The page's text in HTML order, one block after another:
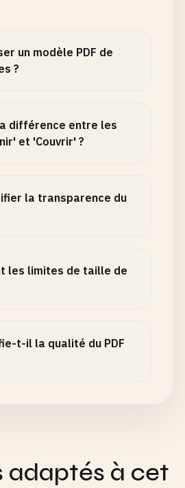
un modèle PDF de
?
différence entre les
et 'Couvrir' ?
la transparence du
les limites de taille de
t-il la qualité du PDF
adaptés à cet